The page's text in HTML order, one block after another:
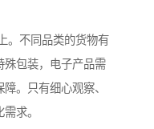
。不同品类的货物有
殊包装，电子产品需
。只有细心观察、
求。